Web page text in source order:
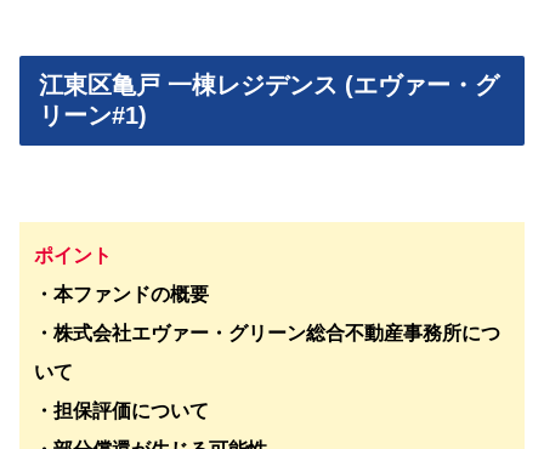
江東区亀戸 一棟レジデンス (エヴァー・グ
リーン#1)
ポイント
・本ファンドの概要
・株式会社エヴァー・グリーン総合不動産事務所につ
いて
・担保評価について